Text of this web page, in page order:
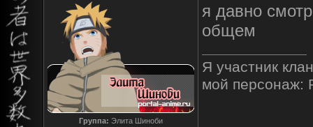
Группа: Элита Шиноби
я давно
общем
Я участник
мой персонаж: